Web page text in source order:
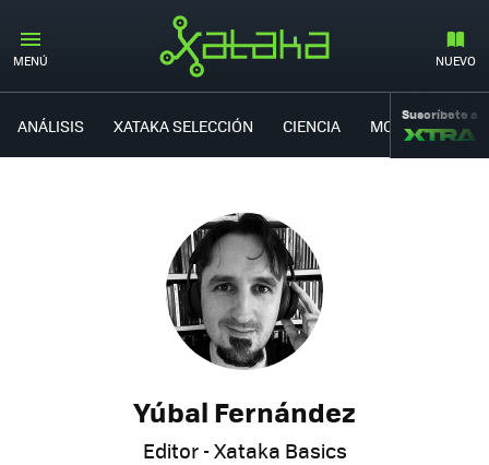
MENÚ NUEVO
ANÁLISIS XATAKA SELECCIÓN CIENCIA MOVILIDAD
Suscríbete a
Yúbal Fernández
Editor - Xataka Basics